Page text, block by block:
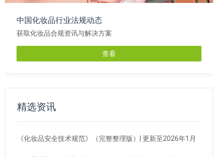
中国化妆品行业法规动态
获取化妆品合规资讯与解决方案
查看
精选资讯
《化妆品安全技术规范》（完整整理版）| 更新至2026年1月